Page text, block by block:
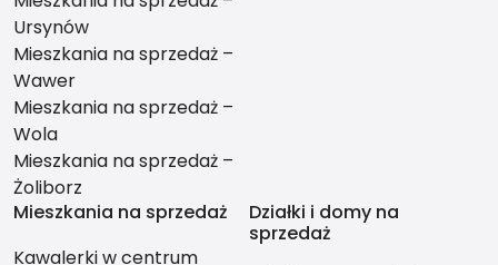
Ursynów
Mieszkania na sprzedaż –
Wawer
Mieszkania na sprzedaż –
Wola
Mieszkania na sprzedaż –
Żoliborz
Mieszkania na sprzedaż
Kawalerki w centrum
Działki i domy na
sprzedaż